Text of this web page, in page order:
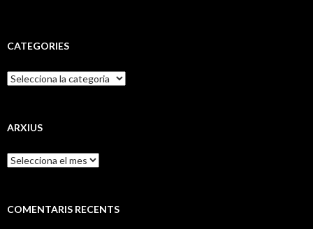
CATEGORIES
C
a
g
r
i
ARXIUS
A
r
u
COMENTARIS RECENTS